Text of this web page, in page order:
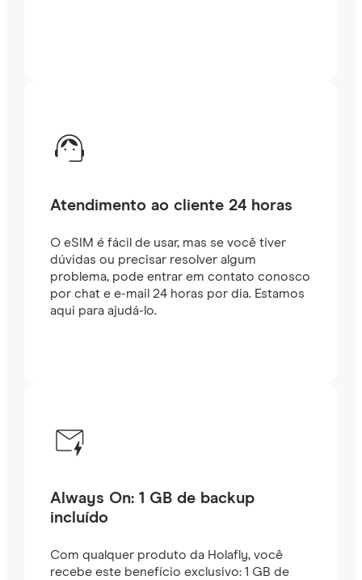
Atendimento ao cliente 24 horas
O eSIM é fácil de usar, mas se você tiver
dúvidas ou precisar resolver algum
problema, pode entrar em contato conosco
por chat e e-mail 24 horas por dia. Estamos
aqui para ajudá-lo.
Always On: 1 GB de backup
incluído
Com qualquer produto da Holafly, você
recebe este benefício exclusivo: 1 GB de